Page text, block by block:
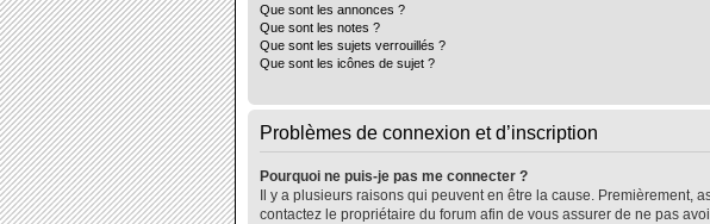
Que sont les annonces ?
Que sont les notes ?
Que sont les sujets verrouillés ?
Que sont les icônes de sujet ?
Problèmes de connexion et d’inscription
Pourquoi ne puis-je pas me connecter ?
Il y a plusieurs raisons qui peuvent en être la cause. Premièrement,
contactez le propriétaire du forum afin de vous assurer de ne pas